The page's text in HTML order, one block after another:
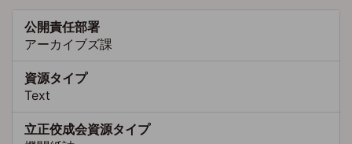
公開責任部署
アーカイブズ課
資源タイプ
Text
立正佼成会資源タイプ